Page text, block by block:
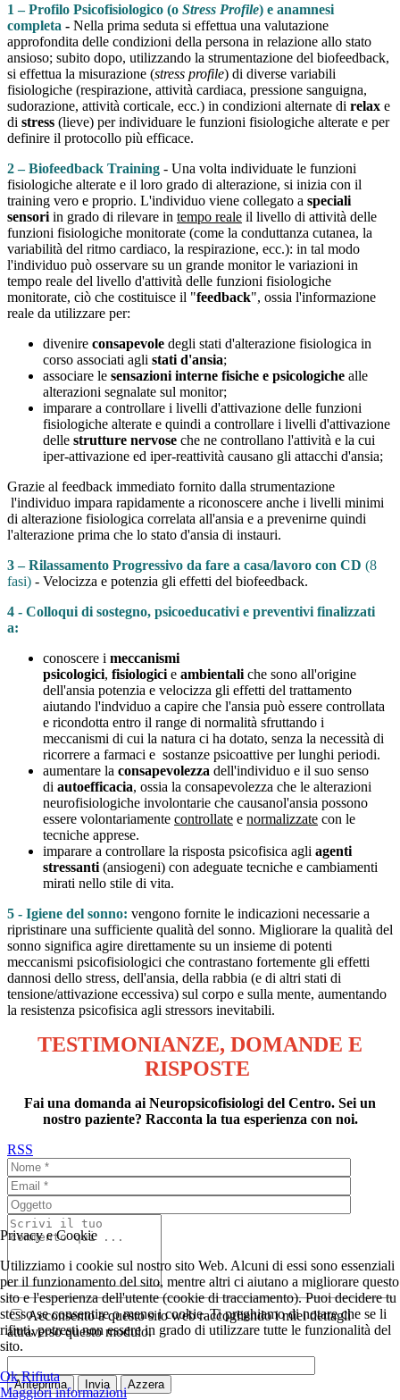
1 – Profilo Psicofisiologico (o Stress Profile) e anamnesi
completa - Nella prima seduta si effettua una valutazione
approfondita delle condizioni della persona in relazione allo stato
ansioso; subito dopo, utilizzando la strumentazione del biofeedback,
si effettua la misurazione (stress profile) di diverse variabili
fisiologiche (respirazione, attività cardiaca, pressione sanguigna,
sudorazione, attività corticale, ecc.) in condizioni alternate di relax e
di stress (lieve) per individuare le funzioni fisiologiche alterate e per
definire il protocollo più efficace.
2 – Biofeedback Training - Una volta individuate le funzioni
fisiologiche alterate e il loro grado di alterazione, si inizia con il
training vero e proprio. L'individuo viene collegato a speciali
sensori in grado di rilevare in tempo reale il livello di attività delle
funzioni fisiologiche monitorate (come la conduttanza cutanea, la
variabilità del ritmo cardiaco, la respirazione, ecc.): in tal modo
l'individuo può osservare su un grande monitor le variazioni in
tempo reale del livello d'attività delle funzioni fisiologiche
monitorate, ciò che costituisce il "feedback", ossia l'informazione
reale da utilizzare per:
divenire consapevole degli stati d'alterazione fisiologica in
corso associati agli stati d'ansia;
associare le sensazioni interne fisiche e psicologiche alle
alterazioni segnalate sul monitor;
imparare a controllare i livelli d'attivazione delle funzioni
fisiologiche alterate e quindi a controllare i livelli d'attivazione
delle strutture nervose che ne controllano l'attività e la cui
iper-attivazione ed iper-reattività causano gli attacchi d'ansia;
Grazie al feedback immediato fornito dalla strumentazione
l'individuo impara rapidamente a riconoscere anche i livelli minimi
di alterazione fisiologica correlata all'ansia e a prevenirne quindi
l'alterazione prima che lo stato d'ansia di instauri.
3 – Rilassamento Progressivo da fare a casa/lavoro con CD (8
fasi) - Velocizza e potenzia gli effetti del biofeedback.
4 - Colloqui di sostegno, psicoeducativi e preventivi finalizzati
a:
conoscere i meccanismi
psicologici, fisiologici e ambientali che sono all'origine
dell'ansia potenzia e velocizza gli effetti del trattamento
aiutando l'indviduo a capire che l'ansia può essere controllata
e ricondotta entro il range di normalità sfruttando i
meccanismi di cui la natura ci ha dotato, senza la necessità di
ricorrere a farmaci e sostanze psicoattive per lunghi periodi.
aumentare la consapevolezza dell'individuo e il suo senso
di autoefficacia, ossia la consapevolezza che le alterazioni
neurofisiologiche involontarie che causanol'ansia possono
essere volontariamente controllate e normalizzate con le
tecniche apprese.
imparare a controllare la risposta psicofisica agli agenti
stressanti (ansiogeni) con adeguate tecniche e cambiamenti
mirati nello stile di vita.
5 - Igiene del sonno: vengono fornite le indicazioni necessarie a
ripristinare una sufficiente qualità del sonno. Migliorare la qualità del
sonno significa agire direttamente su un insieme di potenti
meccanismi psicofisiologici che contrastano fortemente gli effetti
dannosi dello stress, dell'ansia, della rabbia (e di altri stati di
tensione/attivazione eccessiva) sul corpo e sulla mente, aumentando
la resistenza psicofisica agli stressors inevitabili.
TESTIMONIANZE, DOMANDE E
RISPOSTE
Fai una domanda ai Neuropsicofisiologi del Centro. Sei un
nostro paziente? Racconta la tua esperienza con noi.
RSS
Acconsento a questo sito web raccogliendo i miei dettagli
attraverso questo modulo.
Anteprima Invia Azzera
Privacy e Cookie
Utilizziamo i cookie sul nostro sito Web. Alcuni di essi sono essenziali
per il funzionamento del sito, mentre altri ci aiutano a migliorare questo
sito e l'esperienza dell'utente (cookie di tracciamento). Puoi decidere tu
stesso se consentire o meno i cookie. Ti preghiamo di notare che se li
rifiuti, potresti non essere in grado di utilizzare tutte le funzionalità del
sito.
Ok Rifiuta
Maggiori informazioni